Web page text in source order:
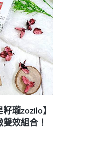
瓏zozilo】
效組合！